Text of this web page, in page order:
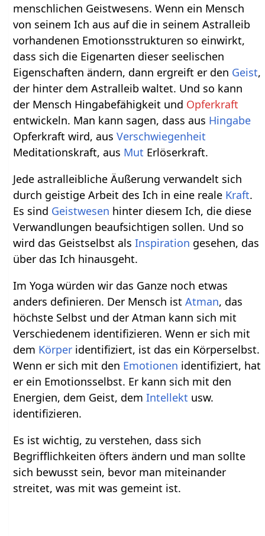
menschlichen Geistwesens. Wenn ein Mensch
von seinem Ich aus auf die in seinem Astralleib
vorhandenen Emotionsstrukturen so einwirkt,
dass sich die Eigenarten dieser seelischen
Eigenschaften ändern, dann ergreift er den Geist,
der hinter dem Astralleib waltet. Und so kann
der Mensch Hingabefähigkeit und Opferkraft
entwickeln. Man kann sagen, dass aus Hingabe
Opferkraft wird, ausVerschwiegenheit
Meditationskraft, aus Mut Erlöserkraft.
Jede astralleibliche Äußerung verwandelt sich
durch geistige Arbeit des Ich in eine reale Kraft.
Es sind Geistwesen hinter diesem Ich, die diese
Verwandlungen beaufsichtigen sollen. Und so
wird das Geistselbst alsInspiration gesehen, das
über das Ich hinausgeht.
Im Yoga würden wir das Ganze noch etwas
anders definieren. Der Mensch istAtman, das
höchste Selbst und der Atman kann sich mit
Verschiedenem identifizieren. Wenn er sich mit
dem Körper identifiziert, ist das ein Körperselbst.
Wenn er sich mit den Emotionen identifiziert, hat
er ein Emotionsselbst. Er kann sich mit den
Energien, dem Geist, demIntellekt usw.
identifizieren.
Es ist wichtig, zu verstehen, dass sich
Begrifflichkeiten öfters ändern und man sollte
sich bewusst sein, bevor man miteinander
streitet, was mit was gemeint ist.